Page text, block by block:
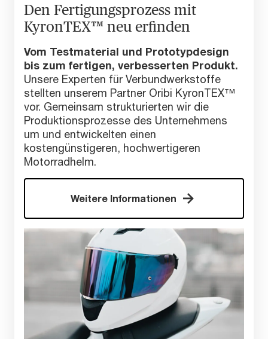
Den Fertigungsprozess mit
KyronTEX™ neu erfinden
Vom Testmaterial und Prototypdesign
bis zum fertigen, verbesserten Produkt.
Unsere Experten für Verbundwerkstoffe
stellten unserem Partner Oribi KyronTEX™
vor. Gemeinsam strukturierten wir die
Produktionsprozesse des Unternehmens
um und entwickelten einen
kostengünstigeren, hochwertigeren
Motorradhelm.
Weitere Informationen